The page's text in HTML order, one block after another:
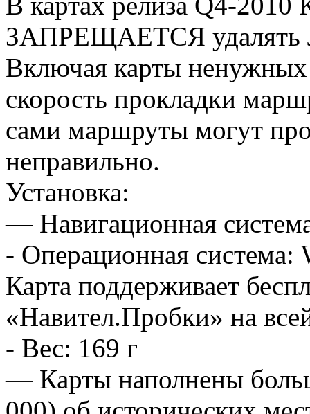
ЗАПРЕЩАЕТСЯ удалять
Включая карты ненужных
скорость прокладки
сами маршруты могут
неправильно.
Установка:
— Навигационная
- Операционная система:
Карта поддерживает
«Навител.Пробки» на
- Вес: 169 г
— Карты наполнены